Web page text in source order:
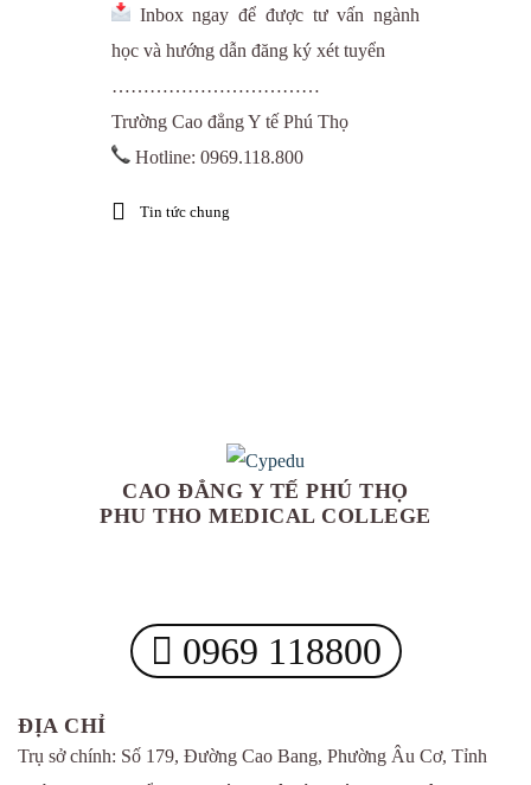
Inbox ngay để được tư vấn ngành
học và hướng dẫn đăng ký xét tuyển
……………………………
Trường Cao đẳng Y tế Phú Thọ
Hotline: 0969.118.800
Tin tức chung
CAO ĐẲNG Y TẾ PHÚ THỌ
PHU THO MEDICAL COLLEGE
0969 118800
ĐỊA CHỈ
Trụ sở chính: Số 179, Đường Cao Bang, Phường Âu Cơ, Tỉnh